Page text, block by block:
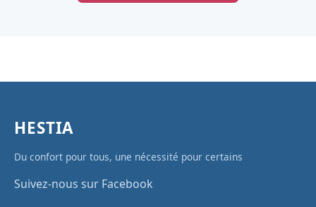
HESTIA
Du confort pour tous, une nécessité pour certains
Suivez-nous sur Facebook